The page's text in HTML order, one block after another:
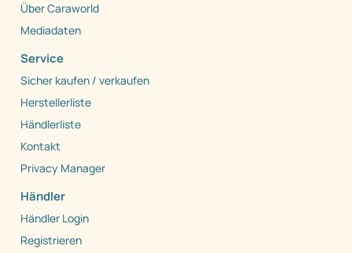
Über Caraworld
Mediadaten
Service
Sicher kaufen / verkaufen
Herstellerliste
Händlerliste
Kontakt
Privacy Manager
Händler
Händler Login
Registrieren